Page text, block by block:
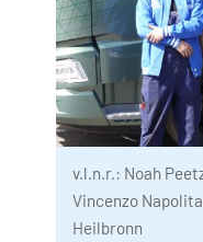
v.l.n.r.: Noah
Vincenzo
Heilbronn